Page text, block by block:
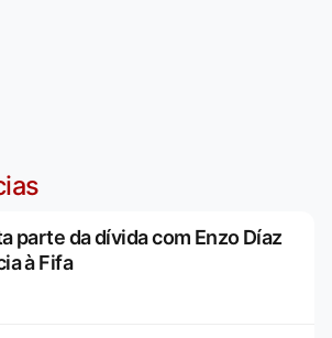
parte da dívida com Enzo Díaz
à Fifa